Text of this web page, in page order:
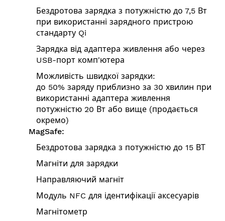
Бездротова зарядка з потужністю до 7,5 Вт
при використанні зарядного пристрою
стандарту Qi
Зарядка від адаптера живлення або через
USB-порт комп'ютера
Можливість швидкої зарядки:
до 50% заряду приблизно за 30 хвилин при
використанні адаптера живлення
потужністю 20 Вт або вище (продається
окремо)
MagSafe:
Бездротова зарядка з потужністю до 15 ВТ
Магніти для зарядки
Направляючий магніт
Модуль NFC для ідентифікації аксесуарів
Магнітометр